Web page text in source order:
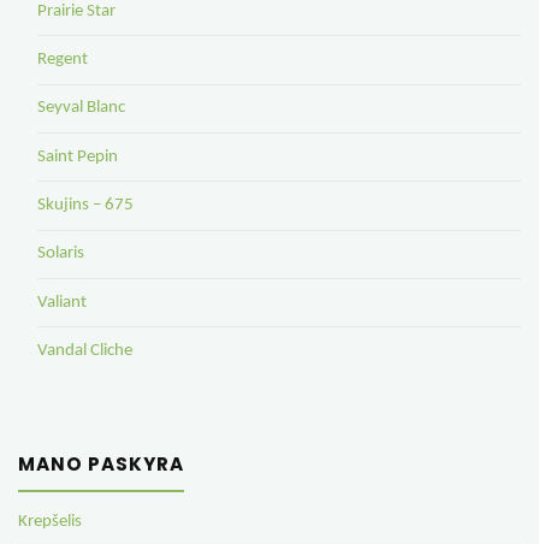
Prairie Star
Regent
Seyval Blanc
Saint Pepin
Skujins – 675
Solaris
Valiant
Vandal Cliche
MANO PASKYRA
Krepšelis